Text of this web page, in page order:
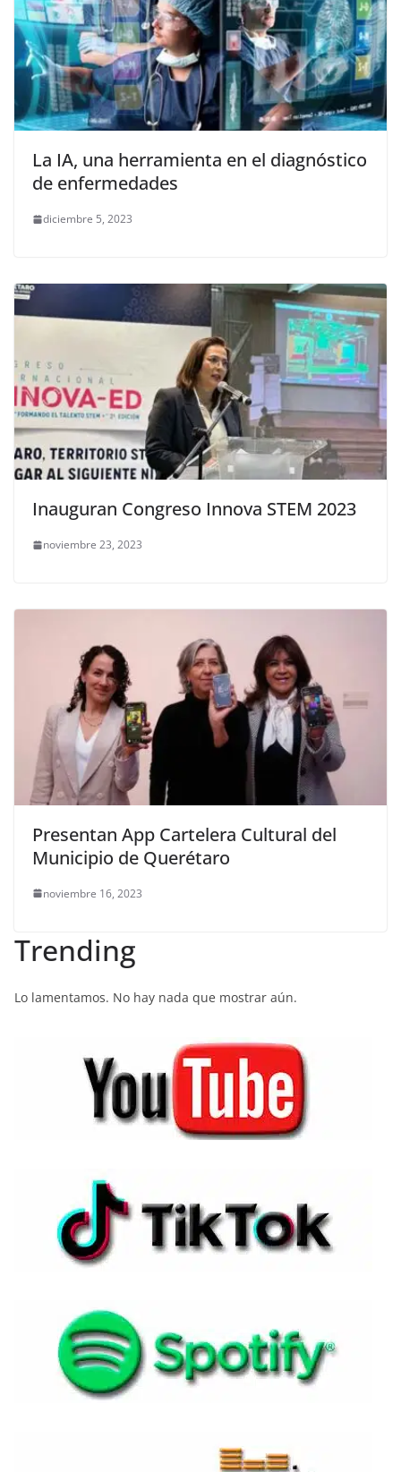
La IA, una herramienta en el diagnóstico
de enfermedades
diciembre 5, 2023
Inauguran Congreso Innova STEM 2023
noviembre 23, 2023
Presentan App Cartelera Cultural del
Municipio de Querétaro
noviembre 16, 2023
Trending
Lo lamentamos. No hay nada que mostrar aún.